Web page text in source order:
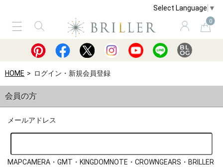
Select Language ▼
0
サービス ショッピングガイド 買取
HOME ログイン・新規会員登録
会員の方
メールアドレス
MAPCAMERA・GMT・KINGDOMNOTE・CROWNGEARS・BRILLER